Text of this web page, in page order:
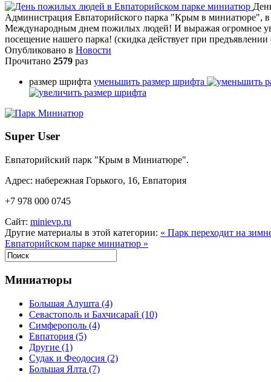
Администрация Евпаторийского парка "Крым в миниатюре", в
Международным днем пожилых людей! И выражая огромное
посещение нашего парка! (скидка действует при
Опубликовано в Новости
Прочитано 2579 раз
размер шрифта уменьшить размер шрифта
Super User
Евпаторийский парк "Крым в Миниатюре".
Адрес: набережная Горького, 16, Евпатория
+7 978 000 0745
Сайт: minievp.ru
Другие материалы в этой категории: « Парк переходит на
Евпаторийском парке миниатюр »
Миниатюры
Большая Алушта (4)
Севастополь и Бахчисарай (10)
Симферополь (4)
Евпатория (5)
Другие (1)
Судак и Феодосия (2)
Большая Ялта (7)